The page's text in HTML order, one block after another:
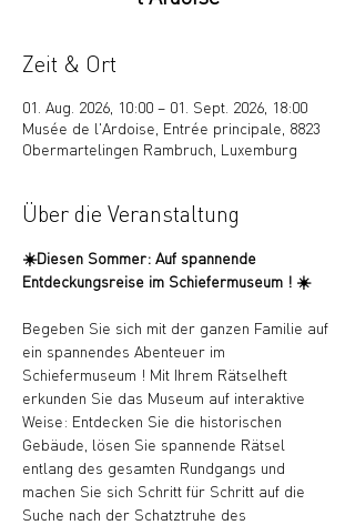
Zeit & Ort
01. Aug. 2026, 10:00 – 01. Sept. 2026, 18:00
Musée de l'Ardoise, Entrée principale, 8823
Obermartelingen Rambruch, Luxemburg
Über die Veranstaltung
☀️Diesen Sommer: Auf spannende
Entdeckungsreise im Schiefermuseum ! ☀️
Begeben Sie sich mit der ganzen Familie auf
ein spannendes Abenteuer im
Schiefermuseum ! Mit Ihrem Rätselheft
erkunden Sie das Museum auf interaktive
Weise: Entdecken Sie die historischen
Gebäude, lösen Sie spannende Rätsel
entlang des gesamten Rundgangs und
machen Sie sich Schritt für Schritt auf die
Suche nach der Schatztruhe des